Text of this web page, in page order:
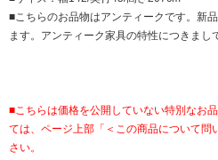
■こちらのお品物はアンティークです。新
ます。アンティーク家具の特性につきまし
■こちらは価格を公開していない特別なお
ては、ページ上部「＜この商品について問
さい。